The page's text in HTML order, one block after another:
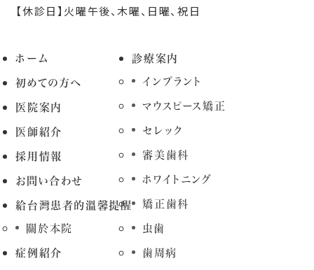
【休診日】火曜午後、木曜、日曜、祝日
ホーム
初めての方へ
医院案内
医師紹介
採用情報
お問い合わせ
給台灣患者的溫馨提醒
關於本院
症例紹介
診療案内
インプラント
マウスピース矯正
セレック
審美歯科
ホワイトニング
矯正歯科
虫歯
歯周病